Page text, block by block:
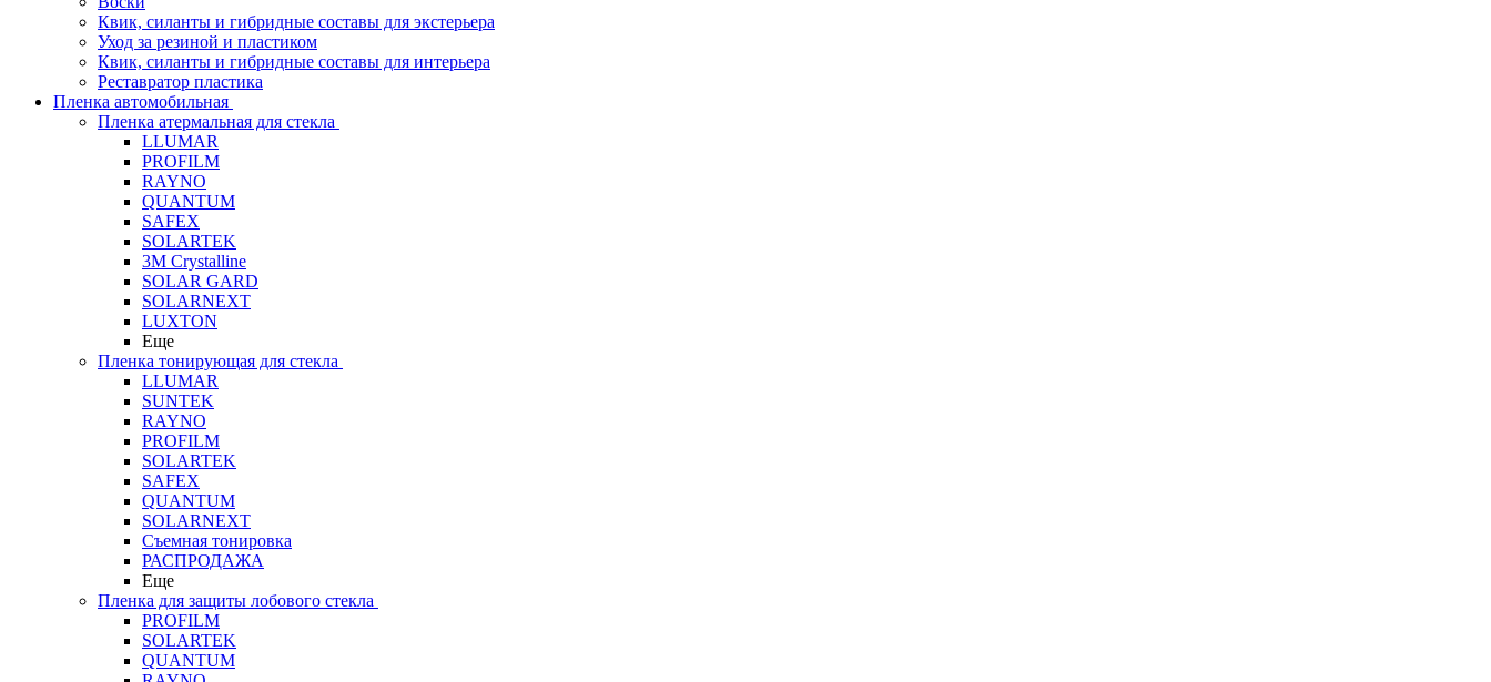
Квик, силанты и гибридные составы для экстерьера
Уход за резиной и пластиком
Квик, силанты и гибридные составы для интерьера
Реставратор пластика
Пленка автомобильная
Пленка атермальная для стекла
LLUMAR
PROFILM
RAYNO
QUANTUM
SAFEX
SOLARTEK
3M Crystalline
SOLAR GARD
SOLARNEXT
LUXTON
Еще
Пленка тонирующая для стекла
LLUMAR
SUNTEK
RAYNO
PROFILM
SOLARTEK
SAFEX
QUANTUM
SOLARNEXT
Съемная тонировка
РАСПРОДАЖА
Еще
Пленка для защиты лобового стекла
PROFILM
SOLARTEK
QUANTUM